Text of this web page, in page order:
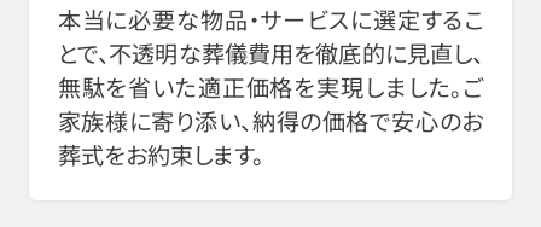
本当に必要な物品・サービスに選定するこ
とで、不透明な葬儀費用を徹底的に見直し、
無駄を省いた適正価格を実現しました。ご
家族様に寄り添い、納得の価格で安心のお
葬式をお約束します。